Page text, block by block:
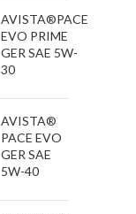
AVISTA®PACE
EVO PRIME
GER SAE 5W-
30
AVISTA®
PACE EVO
GER SAE
5W-40